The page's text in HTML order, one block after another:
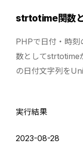
strtotime関数
PHPで日付・時刻
数としてstrtotime
の日付文字列を
実行結果
2023-08-28